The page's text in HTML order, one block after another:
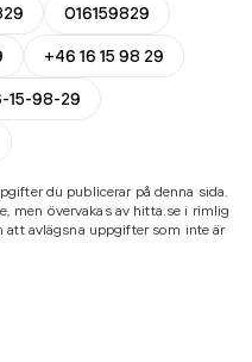
016159829
+46 16 15 98 29
15-98-29
du publicerar på denna sida.
men övervakas av hitta.se i rimlig
avlägsna uppgifter som inte är